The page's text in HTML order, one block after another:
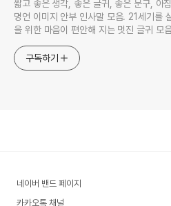
짧고 좋은 생각, 좋은 글귀, 좋은 문구, 아
명언 이미지 안부 인사말 모음. 21세기를
을 위한 마음이 편안해 지는 멋진 글귀 모
구독하기
네이버 밴드 페이지
카카오톡 채널